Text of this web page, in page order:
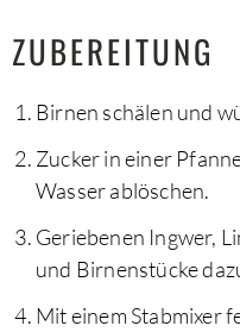
ZUBEREITUNG
Birnen schälen und
Zucker in einer
Wasser ablöschen.
Geriebenen Ingwer,
und Birnenstücke
Mit einem Stabmixer